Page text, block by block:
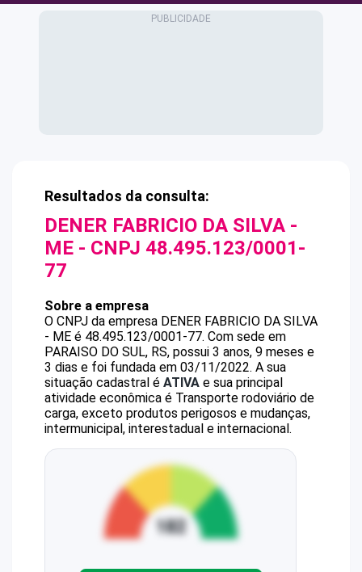
Resultados da consulta:
DENER FABRICIO DA SILVA -
ME - CNPJ 48.495.123/0001-
77
Sobre a empresa
O CNPJ da empresa DENER FABRICIO DA SILVA
- ME é 48.495.123/0001-77. Com sede em
PARAISO DO SUL, RS, possui 3 anos, 9 meses e
3 dias e foi fundada em 03/11/2022. A sua
situação cadastral é ATIVA e sua principal
atividade econômica é Transporte rodoviário de
carga, exceto produtos perigosos e mudanças,
intermunicipal, interestadual e internacional.